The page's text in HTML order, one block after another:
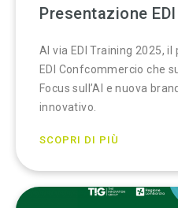
Presentazione
Al via EDI Training 2025,
EDI Confcommercio che
Focus sull’AI e nuova
innovativo.
SCOPRI DI PIÙ